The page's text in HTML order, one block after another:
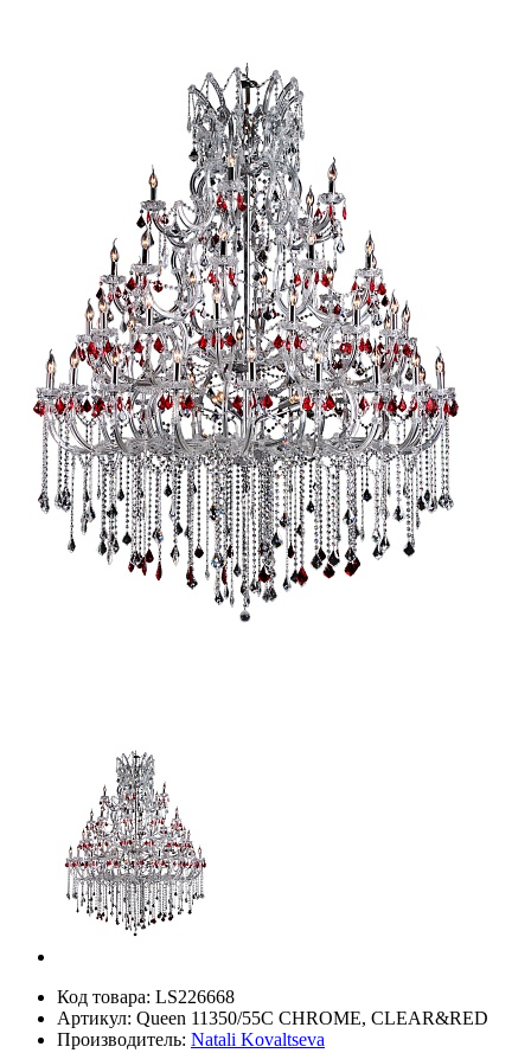
Код товара: LS226668
Артикул: Queen 11350/55С CHROME, CLEAR&RED
Производитель: Natali Kovaltseva